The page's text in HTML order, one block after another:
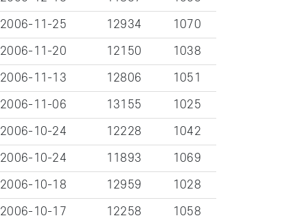
2006-11-25 12934 1070
2006-11-20 12150 1038
2006-11-13 12806 1051
2006-11-06 13155 1025
2006-10-24 12228 1042
2006-10-24 11893 1069
2006-10-18 12959 1028
2006-10-17 12258 1058